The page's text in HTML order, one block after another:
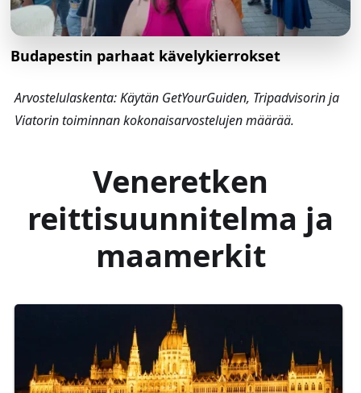
Budapestin parhaat kävelykierrokset
Arvostelulaskenta: Käytän GetYourGuiden, Tripadvisorin ja
Viatorin toiminnan kokonaisarvostelujen määrää.
Veneretken
reittisuunnitelma ja
maamerkit